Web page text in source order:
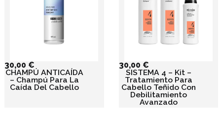
30,00 €
CHAMPÚ ANTICAÍDA
– Champú Para La
Caída Del Cabello
30,00 €
SISTEMA 4 – Kit –
Tratamiento Para
Cabello Teñido Con
Debilitamiento
Avanzado